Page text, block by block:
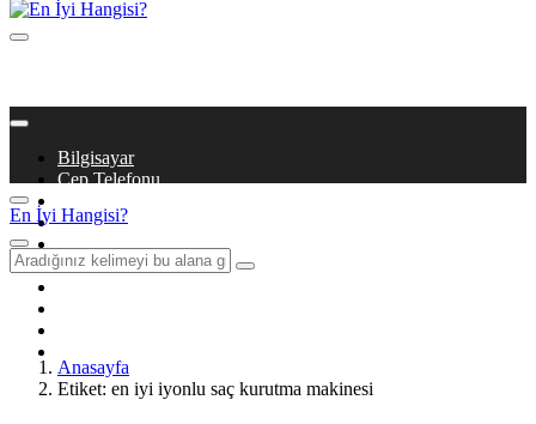
Bilgisayar
Cep Telefonu
Dizi & Film
Kitaplar
Sağlık
En İyi Hangisi?
Anasayfa
Etiket: en iyi iyonlu saç kurutma makinesi